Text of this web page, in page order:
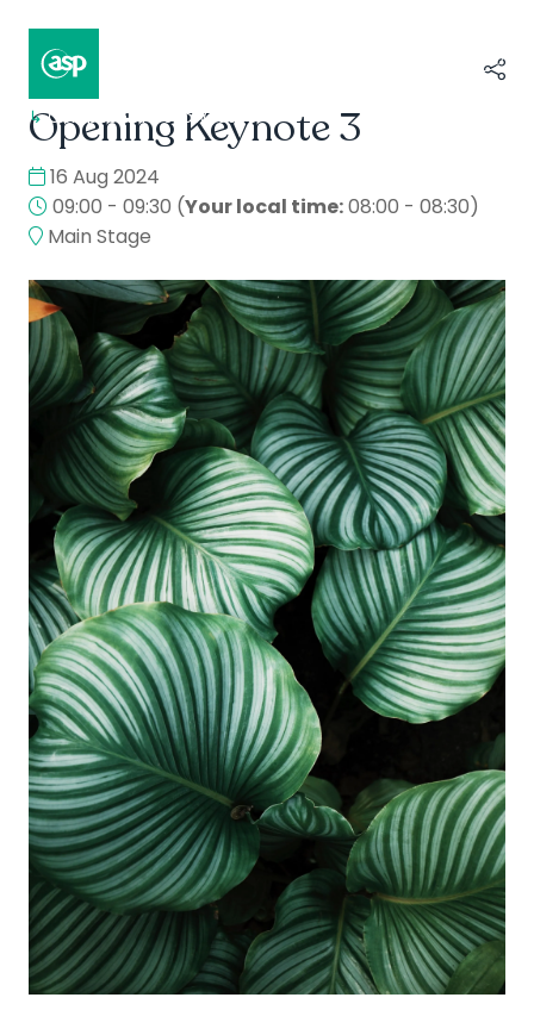
↳Composer II / Showcase
Opening Keynote 3
16 Aug 2024
09:00 - 09:30 (Your local time:08:00 - 08:30)
Main Stage